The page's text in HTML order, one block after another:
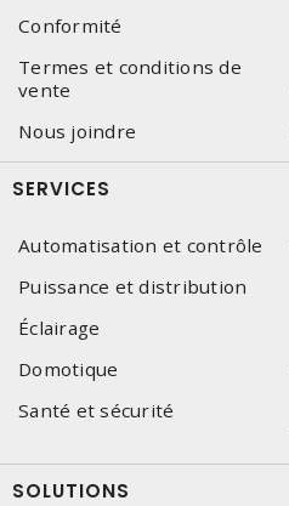
Conformité
Termes et conditions de
vente
Nous joindre
SERVICES
Automatisation et contrôle
Puissance et distribution
Éclairage
Domotique
Santé et sécurité
SOLUTIONS